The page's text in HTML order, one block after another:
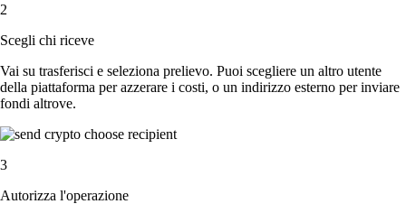
2
Scegli chi riceve
Vai su trasferisci e seleziona prelievo. Puoi scegliere un altro utente
della piattaforma per azzerare i costi, o un indirizzo esterno per inviare
fondi altrove.
3
Autorizza l'operazione